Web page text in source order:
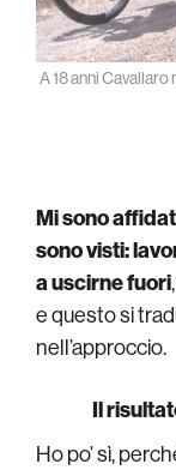
A 18 anni
Mi sono
sono visti:
a uscirne fuori
e questo si
nell’approccio.
Il
Ho po’ sì,